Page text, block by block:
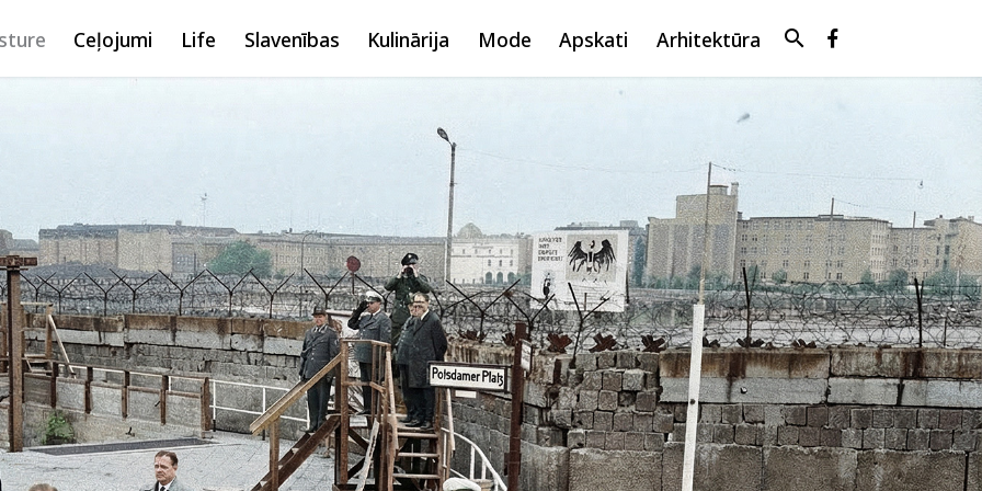
Ceļojumi Life Slavenības Kulinārija Mode Apskati Arhitektūra search